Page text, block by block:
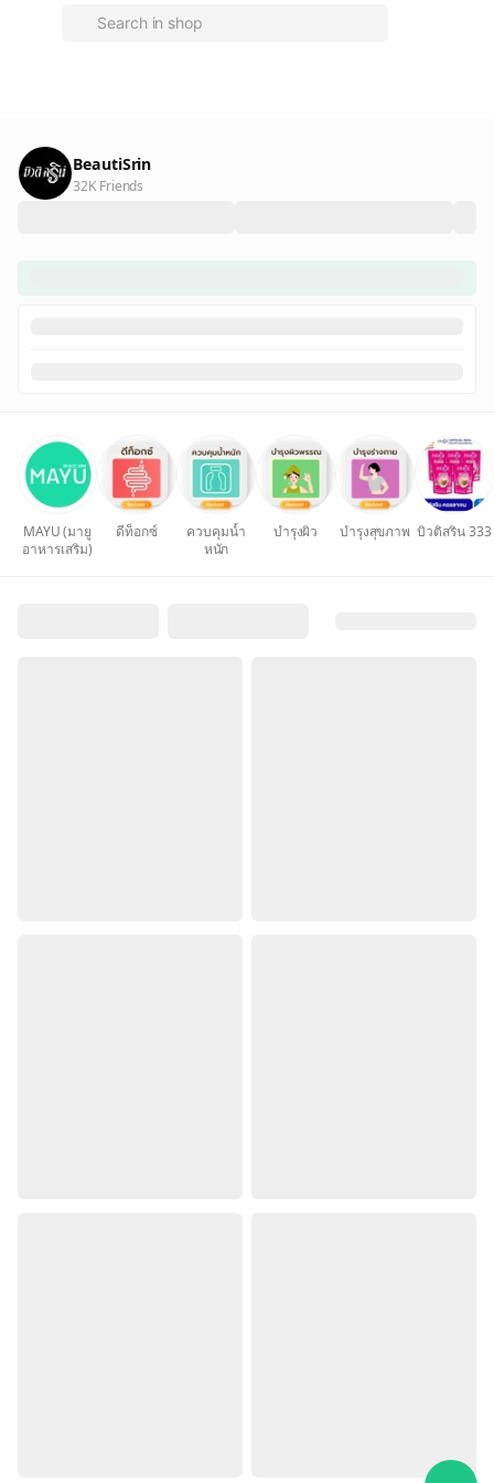
BeautiSrin
32K Friends
MAYU (มายู
อาหารเสริม)
ดีท็อกซ์
ควบคุมน้ำ
หนัก
บำรุงผิว บำรุงสุขภาพ บิวติสริน 333